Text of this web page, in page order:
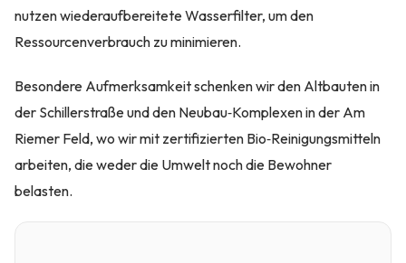
nutzen wiederaufbereitete Wasserfilter, um den
Ressourcenverbrauch zu minimieren.
Besondere Aufmerksamkeit schenken wir den Altbauten in
der Schillerstraße und den Neubau‑Komplexen in der Am
Riemer Feld, wo wir mit zertifizierten Bio‑Reinigungsmitteln
arbeiten, die weder die Umwelt noch die Bewohner
belasten.